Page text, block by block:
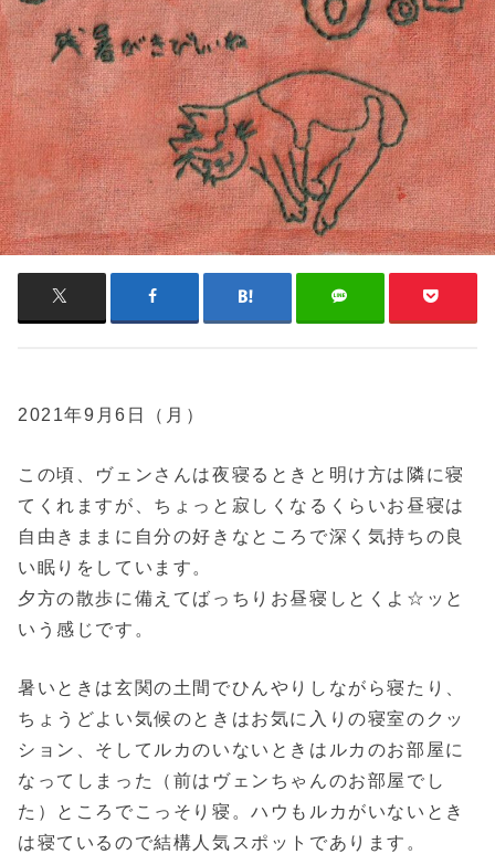
2021年9月6日（月）
この頃、ヴェンさんは夜寝るときと明け方は隣に寝
てくれますが、ちょっと寂しくなるくらいお昼寝は
自由きままに自分の好きなところで深く気持ちの良
い眠りをしています。
夕方の散歩に備えてばっちりお昼寝しとくよ☆ッと
いう感じです。
暑いときは玄関の土間でひんやりしながら寝たり、
ちょうどよい気候のときはお気に入りの寝室のクッ
ション、そしてルカのいないときはルカのお部屋に
なってしまった（前はヴェンちゃんのお部屋でし
た）ところでこっそり寝。ハウもルカがいないとき
は寝ているので結構人気スポットであります。